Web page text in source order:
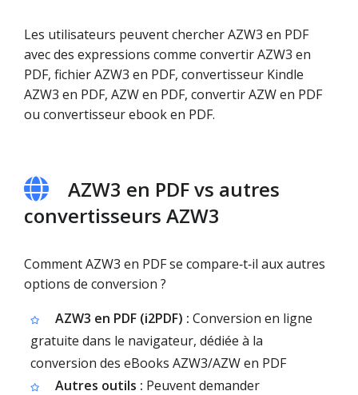
Les utilisateurs peuvent chercher AZW3 en PDF
avec des expressions comme convertir AZW3 en
PDF, fichier AZW3 en PDF, convertisseur Kindle
AZW3 en PDF, AZW en PDF, convertir AZW en PDF
ou convertisseur ebook en PDF.
AZW3 en PDF vs autres
convertisseurs AZW3
Comment AZW3 en PDF se compare‑t‑il aux autres
options de conversion ?
AZW3 en PDF (i2PDF) : Conversion en ligne
gratuite dans le navigateur, dédiée à la
conversion des eBooks AZW3/AZW en PDF
Autres outils : Peuvent demander